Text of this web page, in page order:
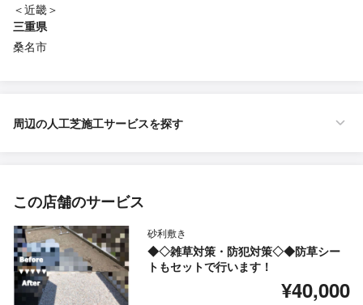
＜近畿＞
三重県
桑名市
周辺の人工芝施工サービスを探す
この店舗のサービス
砂利敷き
◆◇雑草対策・防犯対策◇◆防草シー
トもセットで行います！
¥40,000